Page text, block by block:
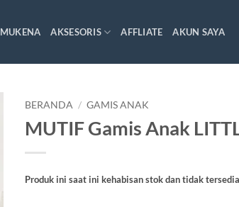
MUKENA AKSESORIS AFFLIATE AKUN SAYA
BERANDA / GAMIS ANAK
MUTIF Gamis Anak
Produk ini saat ini kehabisan stok dan tidak